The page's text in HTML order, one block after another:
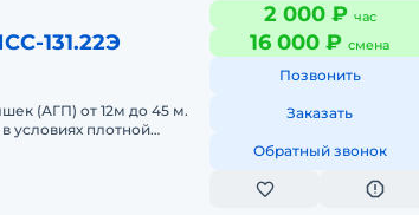
131.22Э
(АГП) от 12м до 45 м.
условиях плотной
2 000 ₽ час
16 000 ₽ смена
Позвонить
Заказать
Обратный звонок